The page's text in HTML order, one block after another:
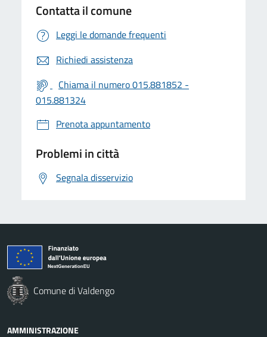
Contatta il comune
Leggi le domande frequenti
Richiedi assistenza
Chiama il numero 015.881852 -
015.881324
Prenota appuntamento
Problemi in città
Segnala disservizio
Comune di Valdengo
AMMINISTRAZIONE